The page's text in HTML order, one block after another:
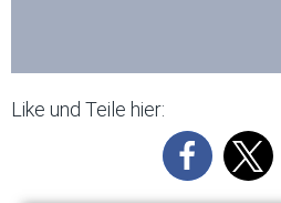
Like und Teile hier: